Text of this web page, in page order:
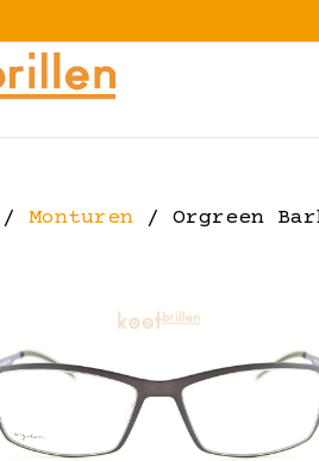
/Monturen / Orgreen